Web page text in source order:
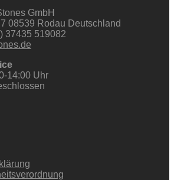
GmbH
08539 Rodau Deutschland
37435 519082
14:00 Uhr